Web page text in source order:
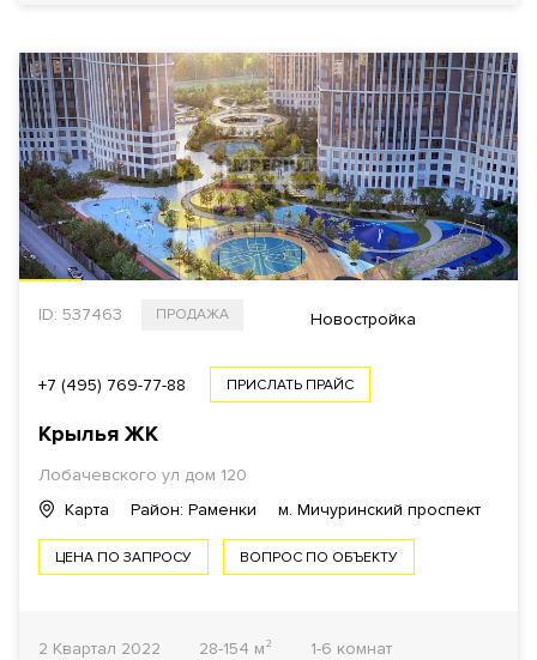
ID: 537463 ПРОДАЖА Новостройка
+7 (495) 769-77-88 ПРИСЛАТЬ ПРАЙС
Крылья ЖК
Лобачевского ул дом 120
Карта
Район: Раменки м. Мичуринский проспект
ЦЕНА ПО ЗАПРОСУ ВОПРОС ПО ОБЪЕКТУ
2 Квартал 2022 28-154 м²
1-6 комнат